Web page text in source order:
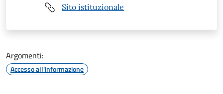
Sito istituzionale
Argomenti:
Accesso all'informazione